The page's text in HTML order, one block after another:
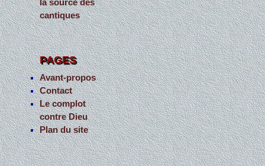
la source des
cantiques
PAGES
Avant-propos
Contact
Le complot
contre Dieu
Plan du site